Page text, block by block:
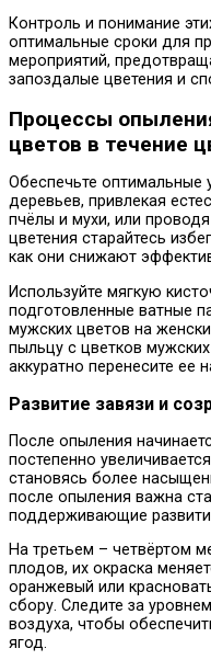
Контроль и понимание
оптимальные сроки для
мероприятий,
запоздалые цветения и
Процессы
цветов в течение
Обеспечьте оптимальные
деревьев, привлекая
пчёлы и мухи, или
цветения старайтесь
как они снижают
Используйте мягкую
подготовленные ватные
мужских цветов на
пыльцу с цветков
аккуратно перенесите ее
Развитие завязи и
После опыления
постепенно
становясь более
после опыления важна
поддерживающие
На третьем – четвёртом
плодов, их окраска
оранжевый или
сбору. Следите за
воздуха, чтобы
ягод.